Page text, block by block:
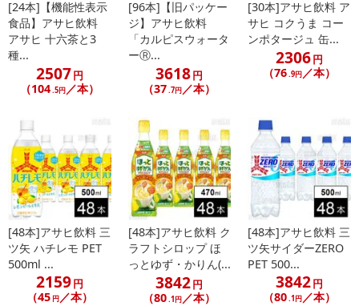
[24本]【機能性表示
食品】アサヒ飲料
アサヒ 十六茶と3
種...
2507円
（104.5円／本）
[96本]【旧パッケー
ジ】アサヒ飲料
「カルピスウォータ
ーⓇ...
3618円
（37.7円／本）
[30本]アサヒ飲料 ア
サヒ コクうま コー
ンポタージュ 缶...
2306円
（76.9円／本）
[48本]アサヒ飲料 三
ツ矢 ハチレモ PET
500ml ...
2159円
（45 円／本）
[48本]アサヒ飲料 ク
ラフトシロップ ほ
っとゆず・かりん(...
3842円
（80 .1円 ／本）
[48本]アサヒ飲料 三
ツ矢サイダーZERO
PET 500...
3842円
（80 .1円 ／本）